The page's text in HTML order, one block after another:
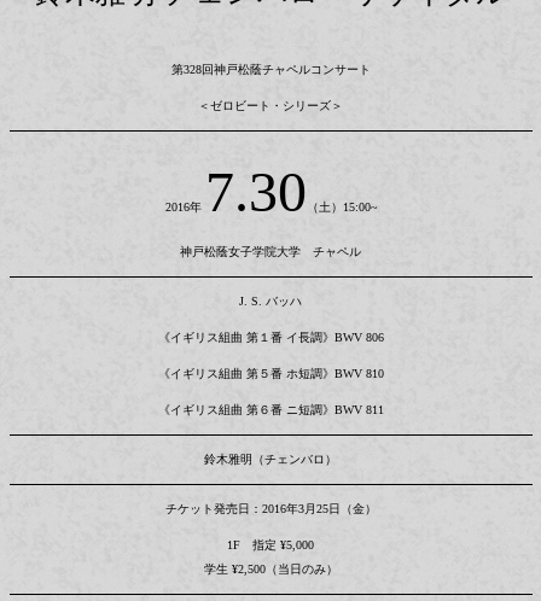
第328回神戸松蔭チャペルコンサート
＜ゼロビート・シリーズ＞
2016年 7.30 （土）15:00~
神戸松蔭女子学院大学 チャペル
J. S. バッハ
《イギリス組曲 第１番 イ長調》BWV 806
《イギリス組曲 第５番 ホ短調》BWV 810
《イギリス組曲 第６番 ニ短調》BWV 811
鈴木雅明（チェンバロ）
チケット発売日：2016年3月25日（金）
1F 指定 ¥5,000
学生 ¥2,500（当日のみ）